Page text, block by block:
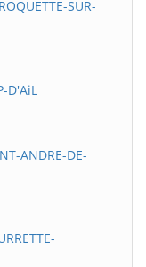
SUR-
ANDRE-DE-